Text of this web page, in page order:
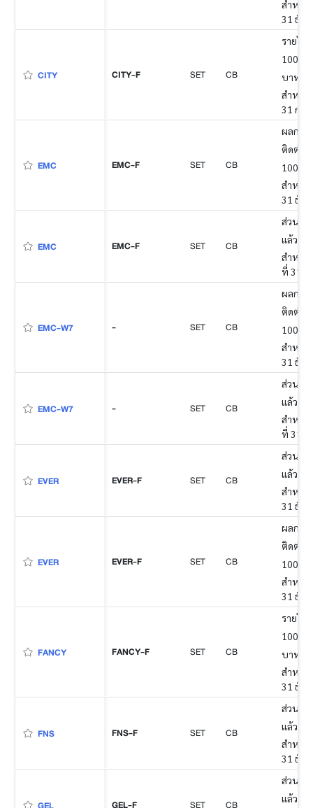
สำหรับ
31 ธัน
CITY CITY-F SET CB
รายได้
100 ล้
บาท
สำหรับ
31 กร
EMC EMC-F SET CB
ผลการ
ติดต่อ
100%
สำหรับ
31 ธัน
EMC EMC-F SET CB
ส่วนขอ
แล้ว
สำหรับ
ที่ 31 มี
EMC-W7 - SET CB
ผลการ
ติดต่อ
100%
สำหรับ
31 ธัน
EMC-W7 - SET CB
ส่วนขอ
แล้ว
สำหรับ
ที่ 31 มี
EVER EVER-F SET CB
ส่วนขอ
แล้ว
สำหรับ
31 ธัน
EVER EVER-F SET CB
ผลการ
ติดต่อ
100%
สำหรับ
31 ธัน
FANCY FANCY-F SET CB
รายได้
100 ล้
บาท
สำหรับ
31 ธัน
FNS FNS-F SET CB
ส่วนขอ
แล้ว
สำหรับ
31 ธัน
GEL-F SET CB
ส่วนขอ
แล้ว